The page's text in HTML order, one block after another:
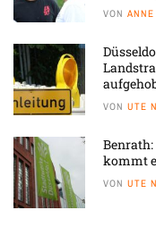
VON ANNE
VON UTE
Benrath:
kommt
VON UTE